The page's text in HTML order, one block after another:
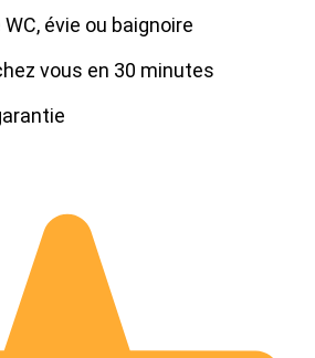
évie ou baignoire
vous en 30 minutes